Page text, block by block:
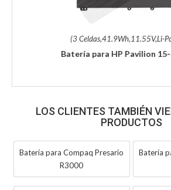
(3 Celdas,41.9Wh,11.55V,Li-
Batería para HP Pavilion
LOS CLIENTES TAMBIÉN
PRODUCTOS
Batería para Compaq Presario
R3000
Batería